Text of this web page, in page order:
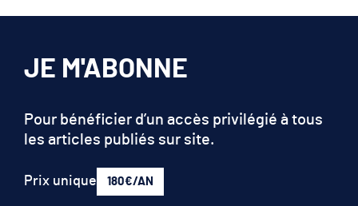
JE M'ABONNE
Pour bénéficier d’un accès privilégié à tous
les articles publiés sur site.
Prix unique 180€/AN